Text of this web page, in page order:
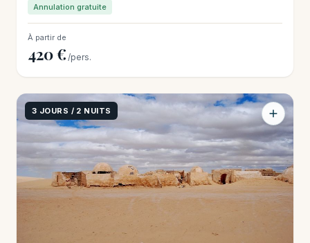
Annulation gratuite
À partir de
420 € /pers.
3 JOURS / 2 NUITS